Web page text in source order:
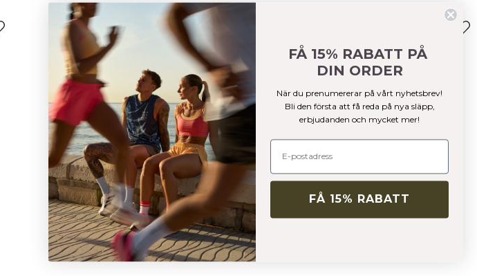
FÅ 15% RABATT PÅ
DIN ORDER
När du prenumererar på vårt nyhetsbrev!
Bli den första att få reda på nya släpp,
erbjudanden och mycket mer!
FÅ 15% RABATT